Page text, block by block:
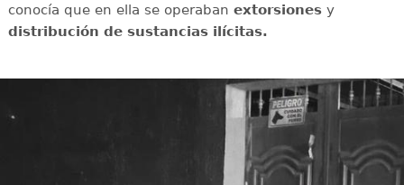
conocía que en ella se operaban extorsionesy
distribución de sustancias ilícitas.